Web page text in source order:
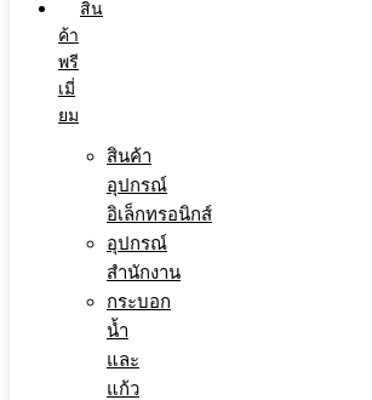
สิน
ค้า
พรี
เมี่
ยม
สินค้า
อุปกรณ์
อิเล็กทรอนิกส์
อุปกรณ์
สำนักงาน
กระบอก
น้ำ
และ
แก้ว